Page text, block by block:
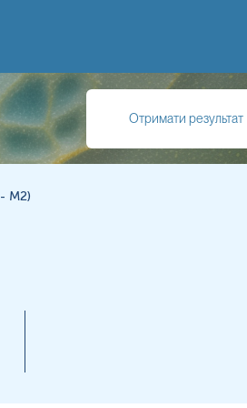
Отримати результат
у вигляді комплексу
і жирів. Дані антитіла
в печінці, що
Первинному біліарному цирозі
ризик розвитку
персистувати після
M2)